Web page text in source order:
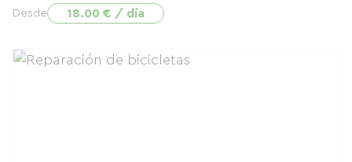
Desde 18.00 € / día